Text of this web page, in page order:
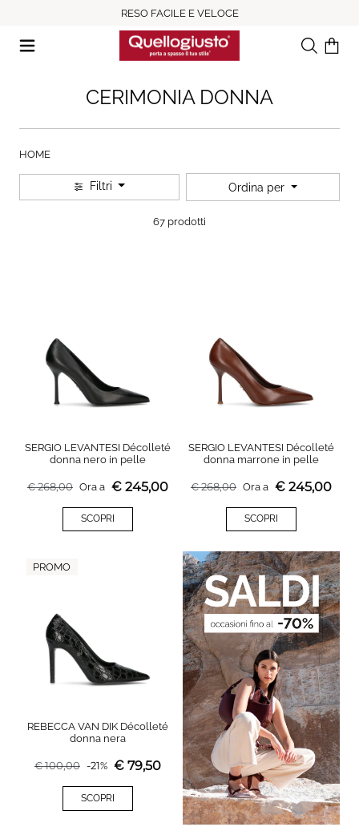
RESO FACILE E VELOCE
RicercaIl tuo
CERIMONIA DONNA
HOME
Filtri Ordina per
67 prodotti
SERGIO LEVANTESI Décolleté
donna nero in pelle
€268,00 Ora a € 245,00
SCOPRI
SERGIO LEVANTESI Décolleté
donna marrone in pelle
€268,00 Ora a € 245,00
SCOPRI
PROMO
REBECCA VAN DIK Décolleté
donna nera
€100,00 -21% € 79,50
SCOPRI